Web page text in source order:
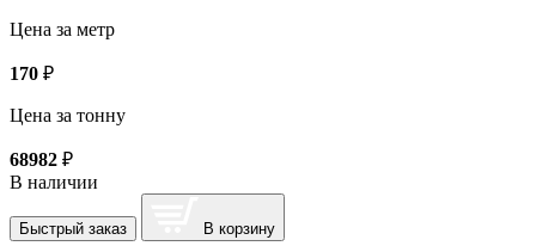
Цена за метр
170 ₽
Цена за тонну
68982 ₽
В наличии
Быстрый заказ В корзину